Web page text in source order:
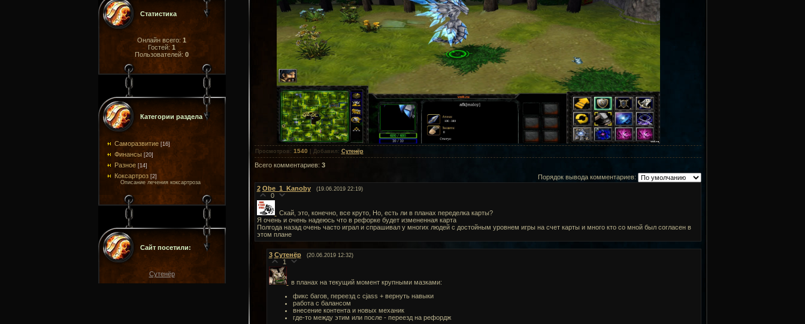
Статистика
Онлайн всего: 1
Гостей: 1
Пользователей: 0
Категории раздела
Саморазвитие [16]
Финансы [20]
Разное [14]
Коксартроз [2]
Описание лечения коксартроза
Сайт посетили:
Сутенёр
Просмотров : 1540 Добавил : Сутенёр
Всего комментариев: 3
Порядок вывода комментариев:
2 Obe_1_Kanoby (19.06.2019 22:19)
0
Скай, это, конечно, все круто, Но, есть ли в планах переделка карты?
Я очень и очень надеюсь что в рефорке будет измененная карта
Полгода назад очень часто играл и спрашивал у многих людей с достойным уровнем игры на счет карты и много кто со мной был согласен в
этом плане
3 Сутенёр (20.06.2019 12:32)
1
в планах на текущий момент крупными мазками:
фикс багов, переезд с cjass + вернуть навыки
работа с балансом
внесение контента и новых механик
где-то между этим или после - переезд на рефордж